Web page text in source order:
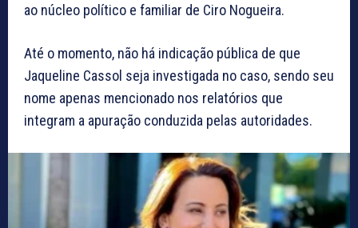
ao núcleo político e familiar de Ciro Nogueira.
Até o momento, não há indicação pública de que
Jaqueline Cassol seja investigada no caso, sendo seu
nome apenas mencionado nos relatórios que
integram a apuração conduzida pelas autoridades.